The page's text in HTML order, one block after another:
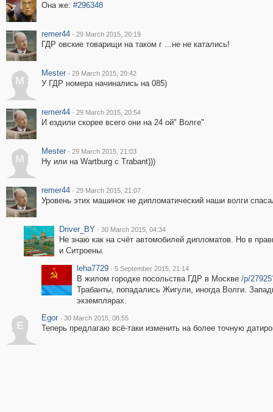
Она же: #296348
remer44 · 29 March 2015, 20:19
ГДР овские товарищи на таком г ...не не катались!
M
Mester · 29 March 2015, 20:42
У ГДР номера начинались на 085)
remer44 · 29 March 2015, 20:54
И ездили скорее всего они на 24 ой" Волге"
M
Mester · 29 March 2015, 21:03
Ну или на Wartburg с Trabant)))
remer44 · 29 March 2015, 21:07
Уровень этих машинок не дипломатический наши волги
Driver_BY · 30 March 2015, 04:34
Не знаю как на счёт автомобилей дипломатов. Но в
и Ситроены.
leha7729 · 5 September 2015, 21:14
В жилом городке посольства ГДР в Москве /p/
Трабанты, попадались Жигули, иногда Волги.
экземплярах.
E
Egor · 30 March 2015, 08:55
Теперь предлагаю всё-таки изменить на более точную